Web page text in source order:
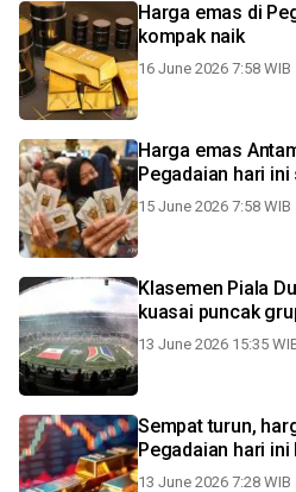
Harga emas di
kompak naik
16 June 2026 7:58 WIB
Harga emas
Pegadaian hari ini
15 June 2026 7:58 WIB
Klasemen Piala
kuasai puncak
13 June 2026 15:35
Sempat turun,
Pegadaian hari ini
13 June 2026 7:28 WIB